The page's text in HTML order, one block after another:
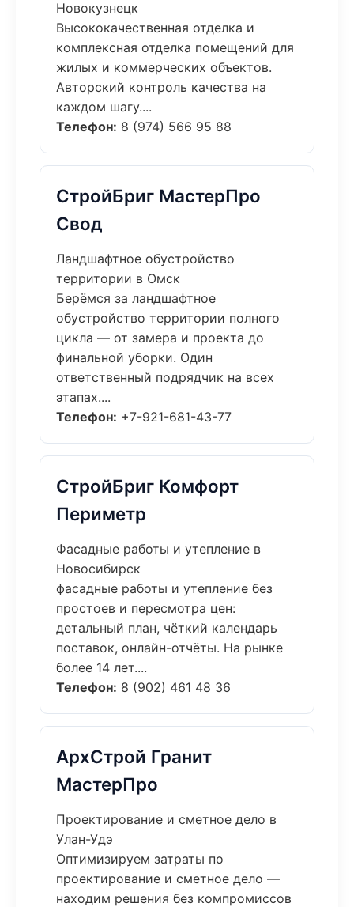
Новокузнецк
Высококачественная отделка и
комплексная отделка помещений для
жилых и коммерческих объектов.
Авторский контроль качества на
каждом шагу....
Телефон: 8 (974) 566 95 88
СтройБриг МастерПро
Свод
Ландшафтное обустройство
территории в Омск
Берёмся за ландшафтное
обустройство территории полного
цикла — от замера и проекта до
финальной уборки. Один
ответственный подрядчик на всех
этапах....
Телефон: +7-921-681-43-77
СтройБриг Комфорт
Периметр
Фасадные работы и утепление в
Новосибирск
фасадные работы и утепление без
простоев и пересмотра цен:
детальный план, чёткий календарь
поставок, онлайн-отчёты. На рынке
более 14 лет....
Телефон: 8 (902) 461 48 36
АрхСтрой Гранит
МастерПро
Проектирование и сметное дело в
Улан-Удэ
Оптимизируем затраты по
проектирование и сметное дело —
находим решения без компромиссов